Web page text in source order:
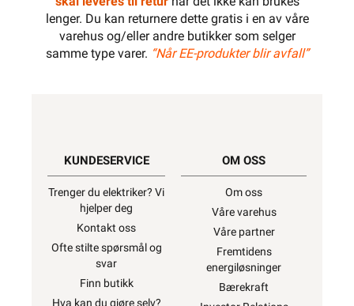
lenger. Du kan returnere dette gratis i en av våre
varehus og/eller andre butikker som selger
samme type varer. “Når EE-produkter blir avfall”
KUNDESERVICE
Trenger du elektriker? Vi
hjelper deg
Kontakt oss
Ofte stilte spørsmål og
svar
Finn butikk
Hva kan du gjøre selv?
OM OSS
Om oss
Våre varehus
Våre partner
Fremtidens
energiløsninger
Bærekraft